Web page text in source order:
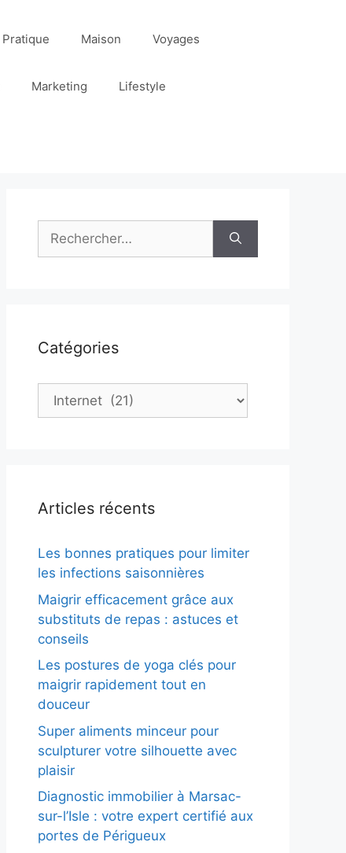
Pratique Maison Voyages
Marketing Lifestyle
Rechercher :
Catégories
Catégories
Articles récents
Les bonnes pratiques pour limiter
les infections saisonnières
Maigrir efficacement grâce aux
substituts de repas : astuces et
conseils
Les postures de yoga clés pour
maigrir rapidement tout en
douceur
Super aliments minceur pour
sculpturer votre silhouette avec
plaisir
Diagnostic immobilier à Marsac-
sur-l’Isle : votre expert certifié aux
portes de Périgueux